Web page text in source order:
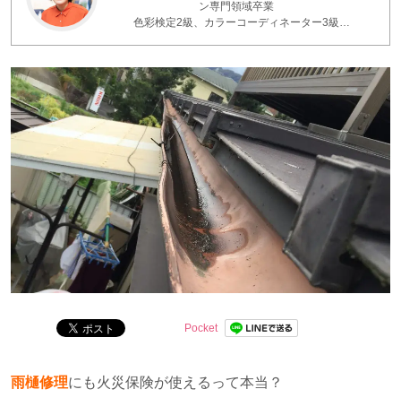
ン専門領域卒業
色彩検定2級、カラーコーディネーター3級
Pocket
雨樋修理にも火災保険が使えるって本当？